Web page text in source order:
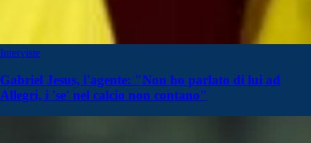
Interviste
Gabriel Jesus, l'agente: "Non ho parlato di lui ad
Allegri, i 'se' nel calcio non contano"